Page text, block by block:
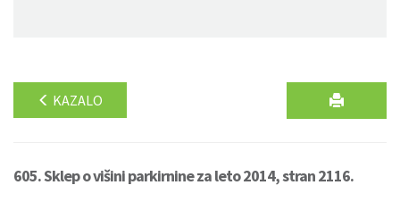
KAZALO
605. Sklep o višini parkirnine za leto 2014, stran 2116.